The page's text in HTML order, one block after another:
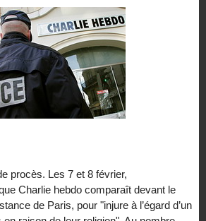
procès. Les 7 et 8 février,
Charlie hebdo comparaît devant le
de Paris, pour "injure à l’égard d’un